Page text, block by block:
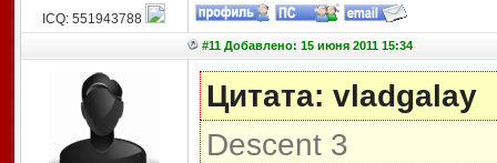
ICQ: 551943788
#11 Добавлено: 15 июня 2011 15:34
Цитата: vladgalay
Descent 3